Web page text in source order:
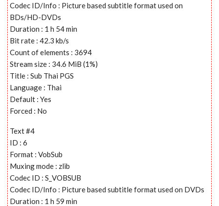
Codec ID/Info : Picture based subtitle format used on
BDs/HD-DVDs
Duration : 1 h 54 min
Bit rate : 42.3 kb/s
Count of elements : 3694
Stream size : 34.6 MiB (1%)
Title : Sub Thai PGS
Language : Thai
Default : Yes
Forced : No
Text #4
ID : 6
Format : VobSub
Muxing mode : zlib
Codec ID : S_VOBSUB
Codec ID/Info : Picture based subtitle format used on DVDs
Duration : 1 h 59 min